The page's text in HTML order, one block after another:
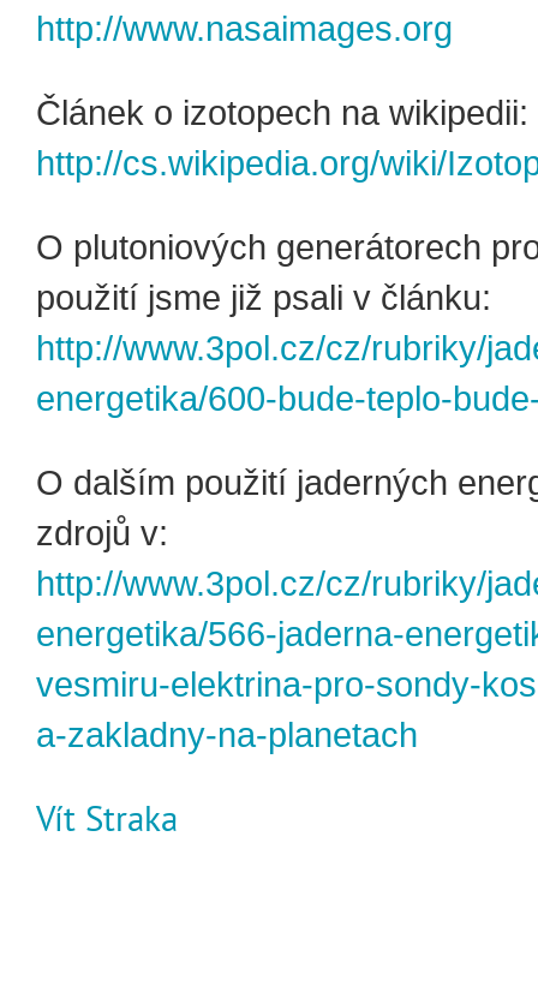
http://www.nasaimages.org
Článek o izotopech na wikipedii:
http://cs.wikipedia.org/wiki/
O plutoniových generátorech
použití jsme již psali v článku:
http://www.3pol.cz/cz/rubriky/
energetika/600-bude-teplo-
O dalším použití jaderných
zdrojů v:
http://www.3pol.cz/cz/rubriky/
energetika/566-jaderna-
vesmiru-elektrina-pro-sondy-
a-zakladny-na-planetach
Vít Straka